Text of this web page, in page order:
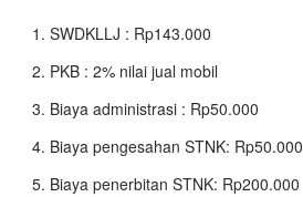
SWDKLLJ : Rp143.000
PKB : 2% nilai jual mobil
Biaya administrasi : Rp50.000
Biaya pengesahan STNK: Rp50.000
Biaya penerbitan STNK: Rp200.000